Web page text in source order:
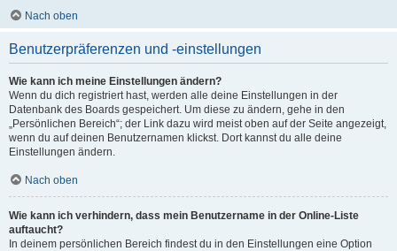
Nach oben
Benutzerpräferenzen und -einstellungen
Wie kann ich meine Einstellungen ändern?
Wenn du dich registriert hast, werden alle deine Einstellungen in der
Datenbank des Boards gespeichert. Um diese zu ändern, gehe in den
„Persönlichen Bereich“; der Link dazu wird meist oben auf der Seite angezeigt,
wenn du auf deinen Benutzernamen klickst. Dort kannst du alle deine
Einstellungen ändern.
Nach oben
Wie kann ich verhindern, dass mein Benutzername in der Online-Liste
auftaucht?
In deinem persönlichen Bereich findest du in den Einstellungen eine Option